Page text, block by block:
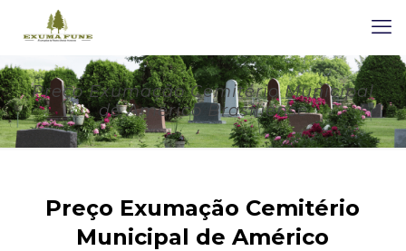
Preço Exumação Cemitério Municipal
de Américo Brasiliense
Preço Exumação Cemitério
Municipal de Américo